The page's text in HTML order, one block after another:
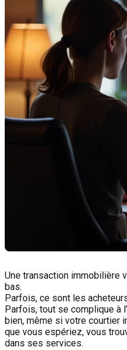
Une transaction immobilière
bas.
Parfois, ce sont les
Parfois, tout se complique à
bien, même si votre courtier
que vous espériez, vous
dans ses services.